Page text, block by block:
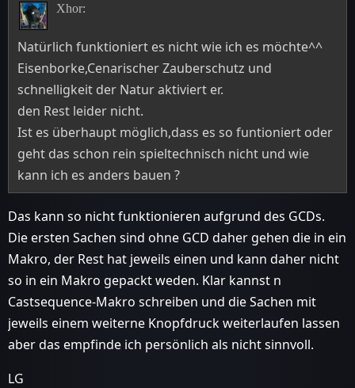
Xhor:
Natürlich funktioniert es nicht wie ich es möchte^^
Eisenborke,Cenarischer Zauberschutz und
schnelligkeit der Natur aktiviert er.
den Rest leider nicht.
Ist es überhaupt möglich,dass es so funtioniert oder
geht das schon rein spieltechnisch nicht und wie
kann ich es anders bauen ?
Das kann so nicht funktionieren aufgrund des GCDs.
Die ersten Sachen sind ohne GCD daher gehen die in ein
Makro, der Rest hat jeweils einen und kann daher nicht
so in ein Makro gepackt weden. Klar kannst n
Castsequence-Makro schreiben und die Sachen mit
jeweils einem weiterne Knopfdruck weiterlaufen lassen
aber das empfinde ich persönlich als nicht sinnvoll.
LG